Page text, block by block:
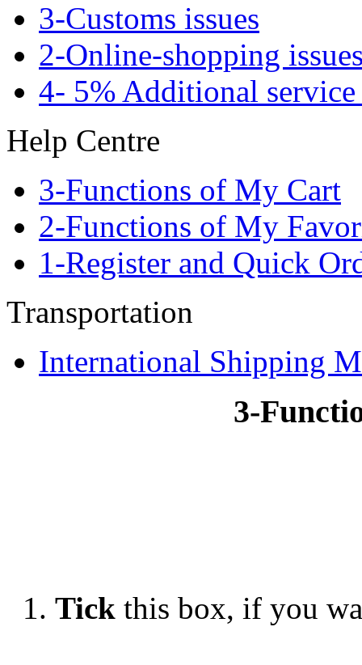
3-Customs issues
2-Online-shopping
4- 5% Additional service
Help Centre
3-Functions of My Cart
2-Functions of My
1-Register and Quick
Transportation
International Shipping
3-
1. Tick this box, if you